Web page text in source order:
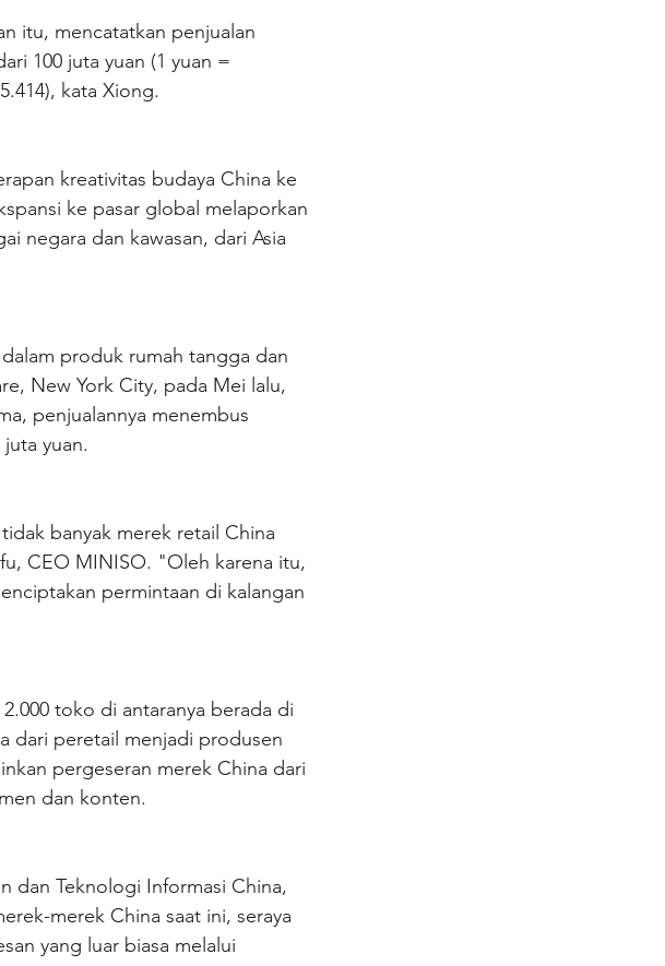
itu, mencatatkan penjualan
100 juta yuan (1 yuan =
kata Xiong.
kreativitas budaya China ke
ke pasar global melaporkan
negara dan kawasan, dari Asia
produk rumah tangga dan
New York City, pada Mei lalu,
penjualannya menembus
yuan.
banyak merek retail China
CEO MINISO. "Oleh karena itu,
permintaan di kalangan
toko di antaranya berada di
dari peretail menjadi produsen
pergeseran merek China dari
dan konten.
dan Teknologi Informasi China,
merek China saat ini, seraya
yang luar biasa melalui